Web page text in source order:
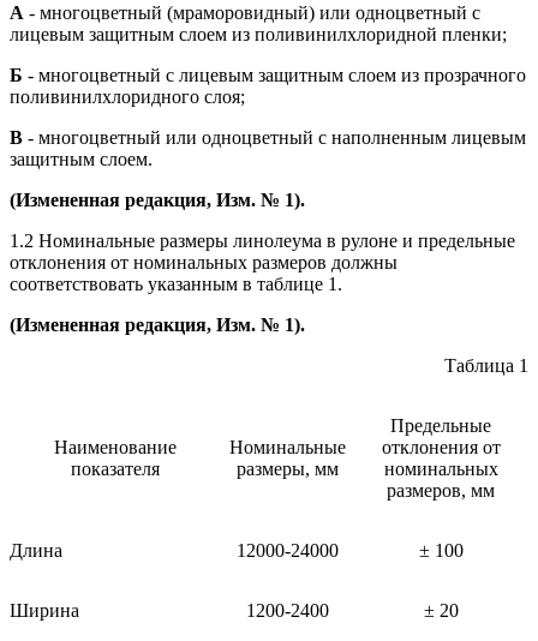
А - многоцветный (мраморовидный) или одноцветный с
лицевым защитным слоем из поливинилхлоридной пленки;
Б - многоцветный с лицевым защитным слоем из прозрачного
поливинилхлоридного слоя;
В - многоцветный или одноцветный с наполненным лицевым
защитным слоем.
(Измененная редакция, Изм. № 1).
1.2 Номинальные размеры линолеума в рулоне и предельные
отклонения от номинальных размеров должны
соответствовать указанным в таблице 1.
(Измененная редакция, Изм. № 1).
Таблица 1
Наименование
показателя
Номинальные
размеры, мм
Предельные
отклонения от
номинальных
размеров, мм
Длина 12000-24000 ± 100
Ширина 1200-2400 ± 20